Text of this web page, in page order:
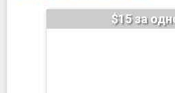
$15 за